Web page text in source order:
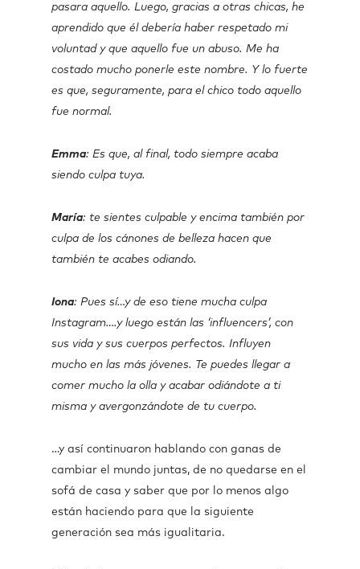
pasara aquello. Luego, gracias a otras chicas, he
aprendido que él debería haber respetado mi
voluntad y que aquello fue un abuso. Me ha
costado mucho ponerle este nombre. Y lo fuerte
es que, seguramente, para el chico todo aquello
fue normal.
Emma: Es que, al final, todo siempre acaba
siendo culpa tuya.
María: te sientes culpable y encima también por
culpa de los cánones de belleza hacen que
también te acabes odiando.
Iona: Pues sí…y de eso tiene mucha culpa
Instagram….y luego están las ‘influencers’, con
sus vida y sus cuerpos perfectos. Influyen
mucho en las más jóvenes. Te puedes llegar a
comer mucho la olla y acabar odiándote a ti
misma y avergonzándote de tu cuerpo.
…y así continuaron hablando con ganas de
cambiar el mundo juntas, de no quedarse en el
sofá de casa y saber que por lo menos algo
están haciendo para que la siguiente
generación sea más igualitaria.